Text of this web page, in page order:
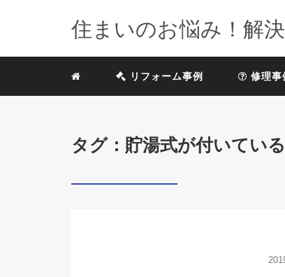
住まいのお悩み！解
リフォーム事例 修理事
タグ：貯湯式が付いてい